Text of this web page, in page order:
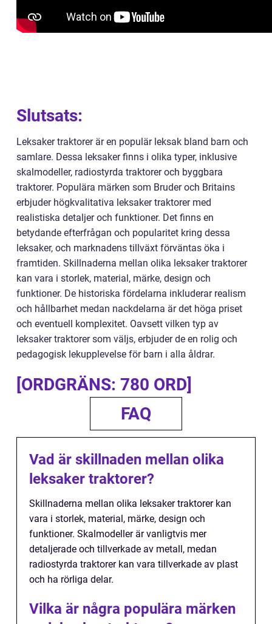
Slutsats:
Leksaker traktorer är en populär leksak bland barn och
samlare. Dessa leksaker finns i olika typer, inklusive
skalmodeller, radiostyrda traktorer och byggbara
traktorer. Populära märken som Bruder och Britains
erbjuder högkvalitativa leksaker traktorer med
realistiska detaljer och funktioner. Det finns en
betydande efterfrågan och popularitet kring dessa
leksaker, och marknadens tillväxt förväntas öka i
framtiden. Skillnaderna mellan olika leksaker traktorer
kan vara i storlek, material, märke, design och
funktioner. De historiska fördelarna inkluderar realism
och hållbarhet medan nackdelarna är det höga priset
och eventuell komplexitet. Oavsett vilken typ av
leksaker traktorer som väljs, erbjuder de en rolig och
pedagogisk lekupplevelse för barn i alla åldrar.
[ORDGRÄNS: 780 ORD]
FAQ
Vad är skillnaden mellan olika
leksaker traktorer?
Skillnaderna mellan olika leksaker traktorer kan
vara i storlek, material, märke, design och
funktioner. Skalmodeller är vanligtvis mer
detaljerade och tillverkade av metall, medan
radiostyrda traktorer kan vara tillverkade av plast
och ha rörliga delar.
Vilka är några populära märken